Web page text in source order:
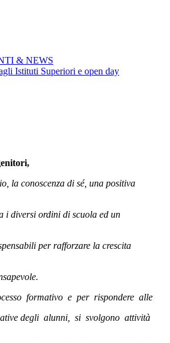
& NEWS
Istituti Superiori e open day
la conoscenza di sé, una positiva
i diversi ordini di scuola ed un
per rafforzare la crescita
formativo e per rispondere alle
degli alunni, si svolgono attività